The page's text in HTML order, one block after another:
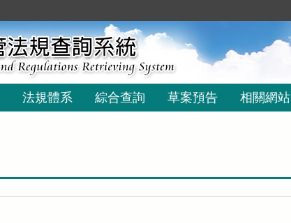
法規體系 綜合查詢 草案預告 相關網站